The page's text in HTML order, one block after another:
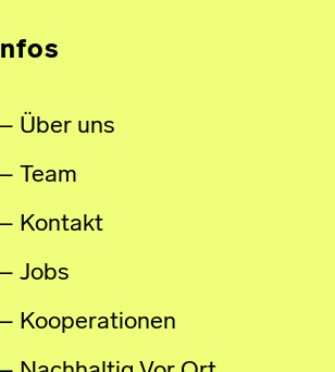
Infos
Über uns
Team
Kontakt
Jobs
Kooperationen